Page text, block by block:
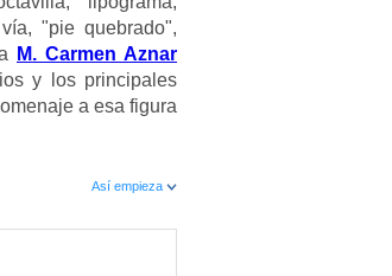
"pie quebrado",
M. Carmen Aznar
y los principales
a esa figura
Así empieza